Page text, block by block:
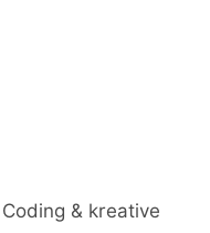
& kreative